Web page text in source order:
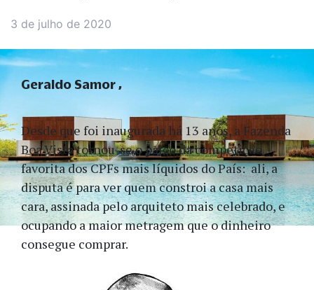
3 de julho de 2020
Desde que foi inaugurada há 13 anos, a Fazenda
Boa Vista tornou-se o palco da competição
favorita dos CPFs mais líquidos do País: ali, a
disputa é para ver quem constroi a casa mais
cara, assinada pelo arquiteto mais celebrado, e
ocupando a maior metragem que o dinheiro
consegue comprar.
Geraldo Samor